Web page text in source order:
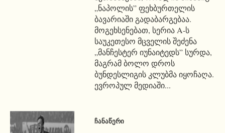
„ნაპოლის” ფეხბურთელის
ბავარიაში გადაბარგებაა.
მოგეხსენებათ, სერია A-ს
საუკეთესო მცველის შეძენა
„მანჩესტერ იუნაიტედს” სურდა,
მაგრამ ბოლო დროს
ბუნდესლიგის კლუბმა იყოჩაღა.
ევროპულ მედიაში...
ᲩᲐᲜᲐᲬᲔᲠᲘ